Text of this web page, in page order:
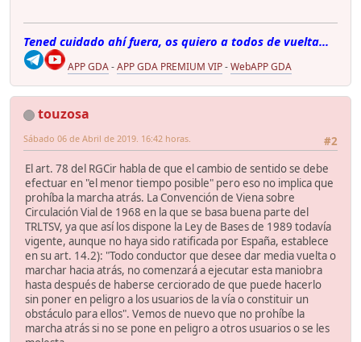
Tened cuidado ahí fuera, os quiero a todos de vuelta...
APP GDA-APP GDA PREMIUM VIP-WebAPP GDA
touzosa
#2
Sábado 06 de Abril de 2019. 16:42 horas.
El art. 78 del RGCir habla de que el cambio de sentido se debe
efectuar en "el menor tiempo posible" pero eso no implica que
prohíba la marcha atrás. La Convención de Viena sobre
Circulación Vial de 1968 en la que se basa buena parte del
TRLTSV, ya que así los dispone la Ley de Bases de 1989 todavía
vigente, aunque no haya sido ratificada por España, establece
en su art. 14.2): "Todo conductor que desee dar media vuelta o
marchar hacia atrás, no comenzará a ejecutar esta maniobra
hasta después de haberse cerciorado de que puede hacerlo
sin poner en peligro a los usuarios de la vía o constituir un
obstáculo para ellos". Vemos de nuevo que no prohíbe la
marcha atrás si no se pone en peligro a otros usuarios o se les